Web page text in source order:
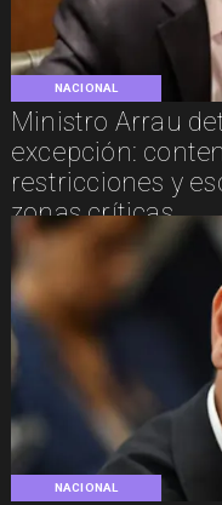
NACIONAL
Ministro Arrau
excepción:
restricciones y
zonas críticas
NACIONAL